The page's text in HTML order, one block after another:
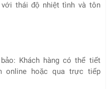
với thái độ nhiệt tình và tôn
Khách hàng có thể tiết
online hoặc qua trực tiếp